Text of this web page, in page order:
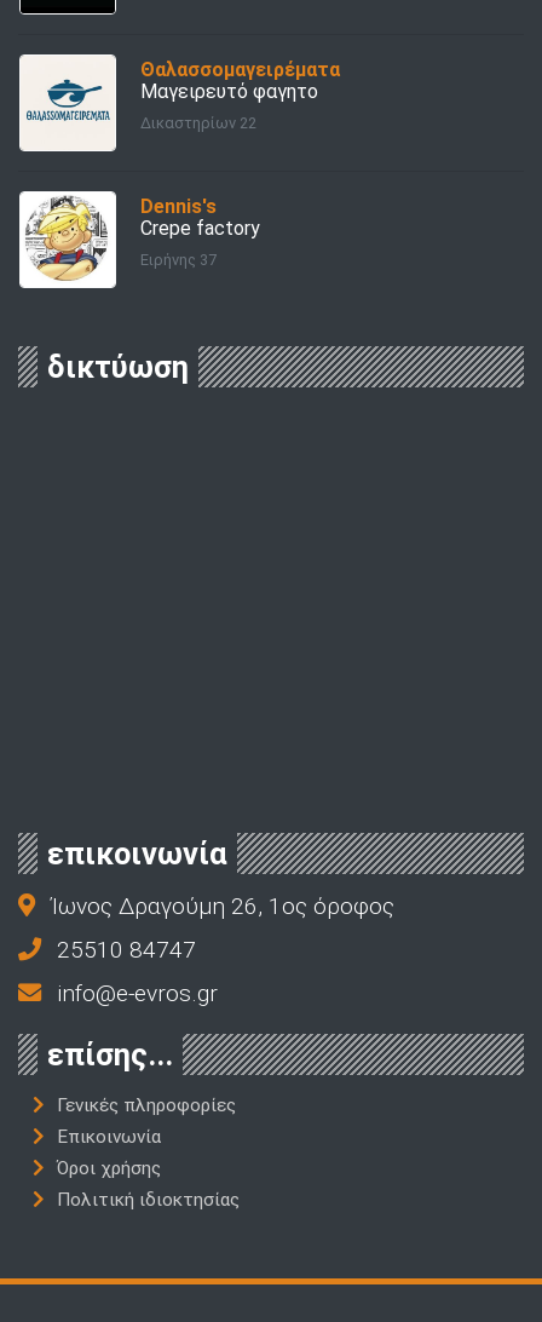
Θαλασσομαγειρέματα
Μαγειρευτό φαγητο
Δικαστηρίων 22
Dennis's
Crepe factory
Ειρήνης 37
δικτύωση
επικοινωνία
Ίωνος Δραγούμη 26, 1ος όροφος
25510 84747
info@e-evros.gr
επίσης...
Γενικές πληροφορίες
Επικοινωνία
Όροι χρήσης
Πολιτική ιδιοκτησίας